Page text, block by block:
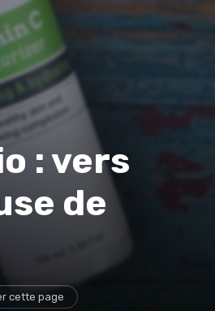
: vers
de
cette page